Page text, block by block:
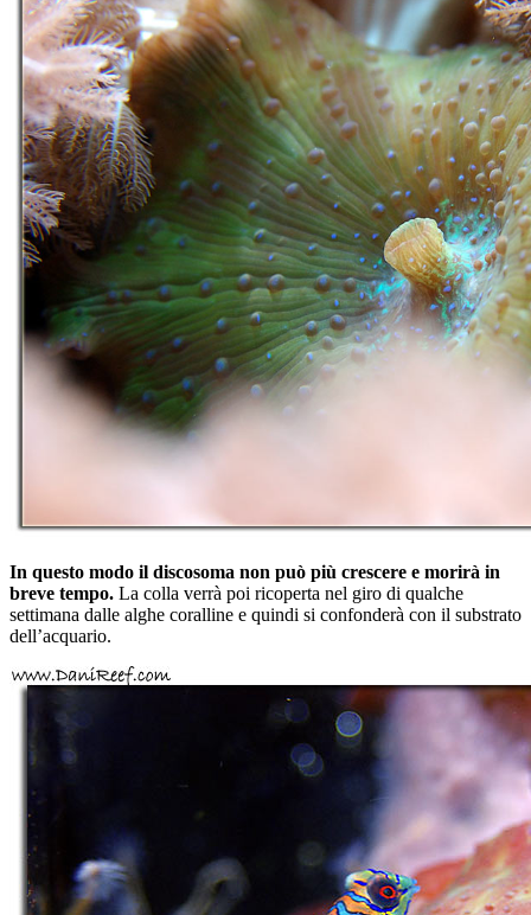
In questo modo il discosoma non può più crescere e morirà in
breve tempo. La colla verrà poi ricoperta nel giro di qualche
settimana dalle alghe coralline e quindi si confonderà con il substrato
dell’acquario.